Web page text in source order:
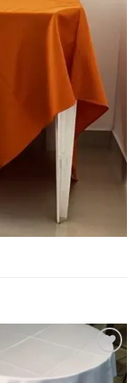
Add to
wishlist